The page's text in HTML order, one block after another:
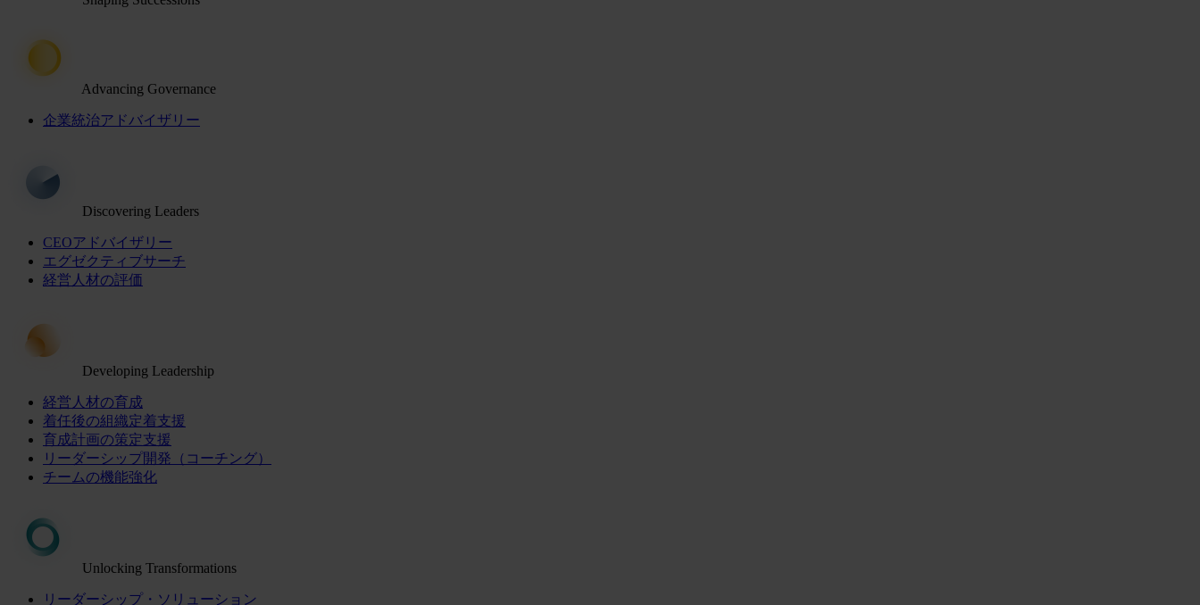
Advancing Governance
企業統治アドバイザリー
Discovering Leaders
CEOアドバイザリー
エグゼクティブサーチ
経営人材の評価
Developing Leadership
経営人材の育成
着任後の組織定着支援
育成計画の策定支援
リーダーシップ開発（コーチング）
チームの機能強化
Unlocking Transformations
リーダーシップ・ソリューション